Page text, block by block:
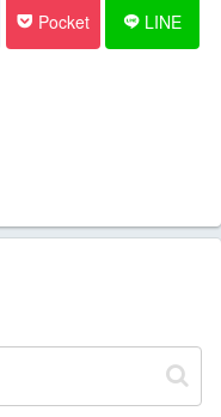
Pocket LINE